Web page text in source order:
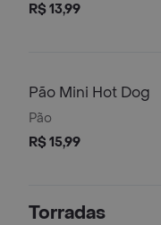
R$ 13,99
Pão Mini Hot Dog
Pão
R$ 15,99
Torradas